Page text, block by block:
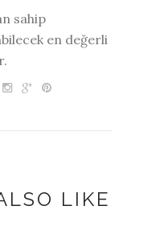
sahip
en değerli
LIKE